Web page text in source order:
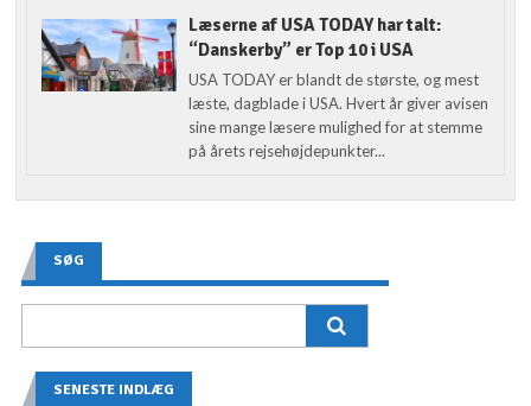
Læserne af USA TODAY har talt:
“Danskerby” er Top 10 i USA
USA TODAY er blandt de største, og mest
læste, dagblade i USA. Hvert år giver avisen
sine mange læsere mulighed for at stemme
på årets rejsehøjdepunkter...
SØG
SENESTE INDLÆG